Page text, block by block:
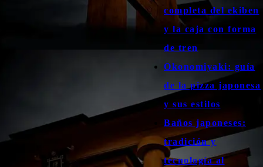
completa del ekiben
y la caja con forma
de tren
Okonomiyaki: guía
de la pizza japonesa
y sus estilos
Baños japoneses:
tradición y
tecnología al